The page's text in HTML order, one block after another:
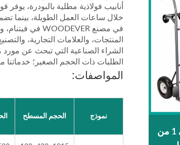
المنتجات، والعلامات التجارية،
الطلبات ذات الحجم الصغير؛ خدماتنا
المواصفات:
نموذج الحجم المسطح
عربة يد قابلة للتحويل 2 في 1 من